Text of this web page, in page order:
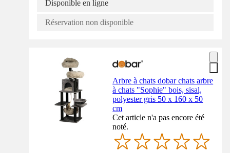
Disponible en ligne
Réservation non disponible
Arbre à chats dobar chats arbre
à chats "Sophie" bois, sisal,
polyester gris 50 x 160 x 50
cm
Cet article n'a pas encore été
noté.